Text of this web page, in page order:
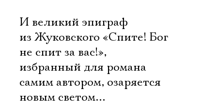
И великий эпиграф
из Жуковского «Спите! Бог
не спит за вас!»,
избранный для романа
самим автором, озаряется
новым светом…